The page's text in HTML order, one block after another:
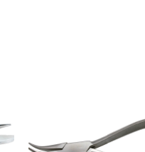
ALICATE DE
CURVAS -